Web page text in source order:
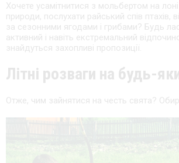
Хочете усамітнитися з мольбертом на
природи, послухати райський спів птахів,
за сезонними ягодами і грибами? Будь
активний і навіть екстремальний
знайдуться захопливі пропозиції.
Літні розваги на будь-
Отже, чим зайнятися на честь свята?